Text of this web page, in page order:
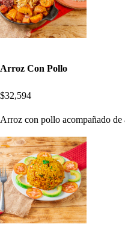
Arroz Con Pollo
$32,594
Arroz con pollo acompañado de